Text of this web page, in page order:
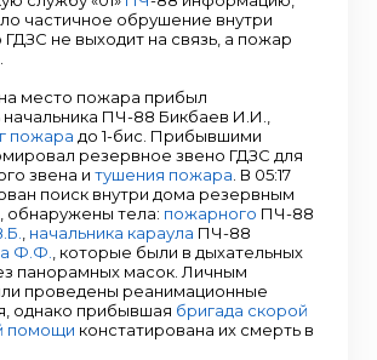
частичное обрушение внутри
ГДЗС не выходит на связь, а пожар
место пожара прибыл
ПЧ-88 Бикбаев И.И.,
пожара до 1-бис. Прибывшими
резервное звено ГДЗС для
звена и тушения пожара . В 05:17
поиск внутри дома резервным
обнаружены тела: пожарного ПЧ-88
начальника караула ПЧ-88
Ф.Ф.
, которые были в дыхательных
панорамных масок. Личным
проведены реанимационные
однако прибывшая бригада скорой
помощи констатирована их смерть в